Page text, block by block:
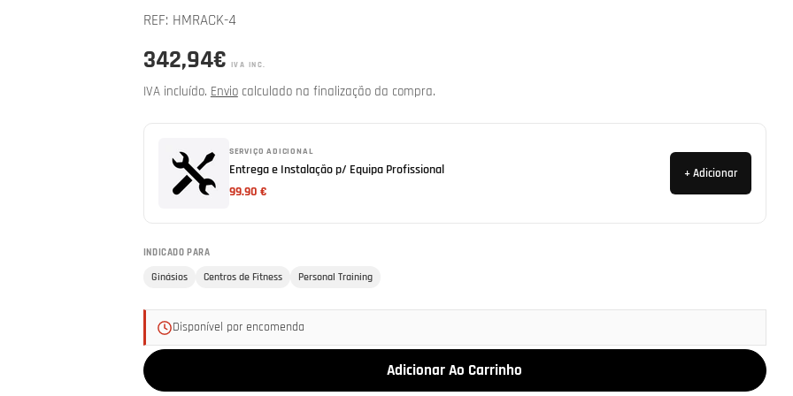
REF: HMRACK-4
Preço
normal
342,94€ IVA INC.
IVA incluído. Enviocalculado na finalização da compra.
SERVIÇO ADICIONAL
Entrega e Instalação p/ Equipa Profissional
99.90 €
+ Adicionar
INDICADO PARA
Ginásios Centros de Fitness Personal Training
Disponível por encomenda
Adicionar Ao Carrinho